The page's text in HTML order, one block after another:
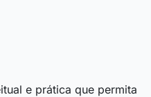
e prática que permita